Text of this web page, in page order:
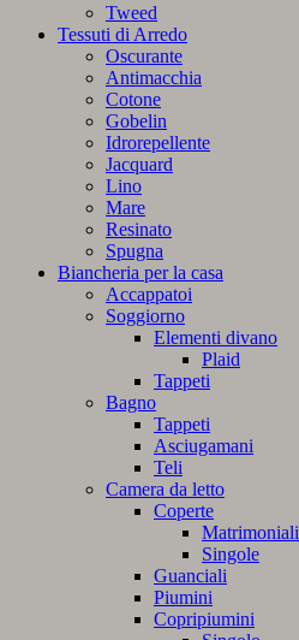
Tweed
Tessuti di Arredo
Oscurante
Antimacchia
Cotone
Gobelin
Idrorepellente
Jacquard
Lino
Mare
Resinato
Spugna
Biancheria per la casa
Accappatoi
Soggiorno
Elementi divano
Plaid
Tappeti
Bagno
Tappeti
Asciugamani
Teli
Camera da letto
Coperte
Matrimoniali
Singole
Guanciali
Piumini
Copripiumini